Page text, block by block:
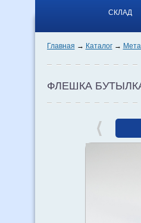
СКЛАД
Главная Каталог
ФЛЕШКА